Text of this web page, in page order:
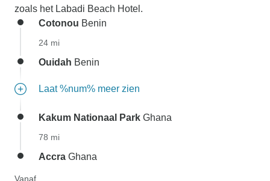
zoals het Labadi Beach Hotel.
Cotonou Benin
24 mi
Ouidah Benin
Laat %num% meer zien
Kakum Nationaal Park Ghana
78 mi
Accra Ghana
Vanaf